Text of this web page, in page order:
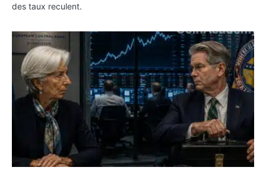
des taux reculent.
Yen : Washington a vendu des euros sans prévenir la